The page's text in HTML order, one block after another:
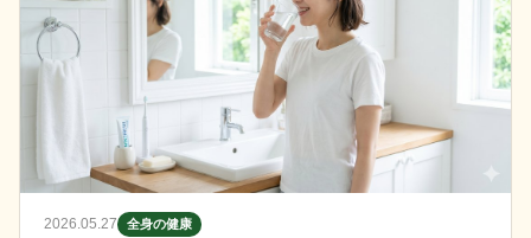
2026.05.27 全身の健康